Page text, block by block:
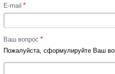
E-mail *
Ваш вопрос *
Пожалуйста, сформулируйте Ваш